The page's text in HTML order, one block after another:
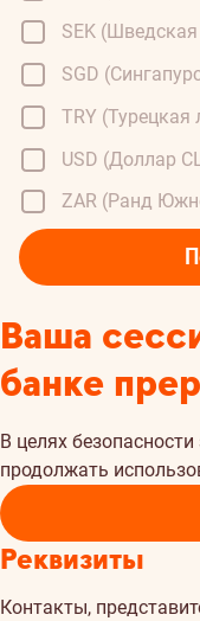
SEK
SGD
TRY (Турецкая
USD (Доллар
ZAR (Ранд
Ваша
банке
В целях
продолжать
Реквизиты
Контакты,